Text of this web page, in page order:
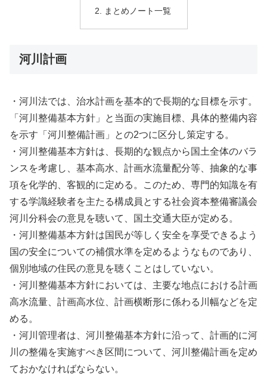
まとめノート一覧
河川計画
・河川法では、治水計画を基本的で長期的な目標を示す。
「河川整備基本方針」と当面の実施目標、具体的整備内容
を示す「河川整備計画」との2つに区分し策定する。
・河川整備基本方針は、長期的な観点から国土全体のバラ
ンスを考慮し、基本高水、計画水流量配分等、抽象的な事
項を化学的、客観的に定める。このため、専門的知識を有
する学識経験者を主たる構成員とする社会資本整備審議会
河川分科会の意見を聴いて、国土交通大臣が定める。
・河川整備基本方針は国民が等しく安全を享受できるよう
国の安全についての補償水準を定めるようなものであり、
個別地域の住民の意見を聴くことはしていない。
・河川整備基本方針においては、主要な地点における計画
高水流量、計画高水位、計画横断形に係わる川幅などを定
める。
・河川管理者は、河川整備基本方針に沿って、計画的に河
川の整備を実施すべき区間について、河川整備計画を定め
ておかなければならない。